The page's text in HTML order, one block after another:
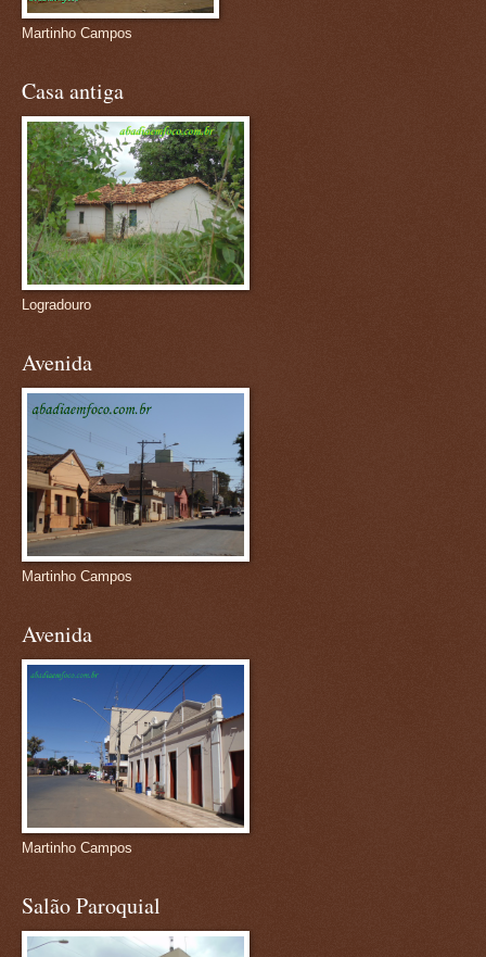
Martinho Campos
Casa antiga
Logradouro
Avenida
Martinho Campos
Avenida
Martinho Campos
Salão Paroquial